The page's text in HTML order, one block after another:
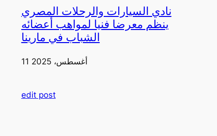
نادي السيارات والرحلات المصري
ينظم معرضا فنيا لمواهب أعضائه
الشباب في مارينا
11 أغسطس، 2025
edit post